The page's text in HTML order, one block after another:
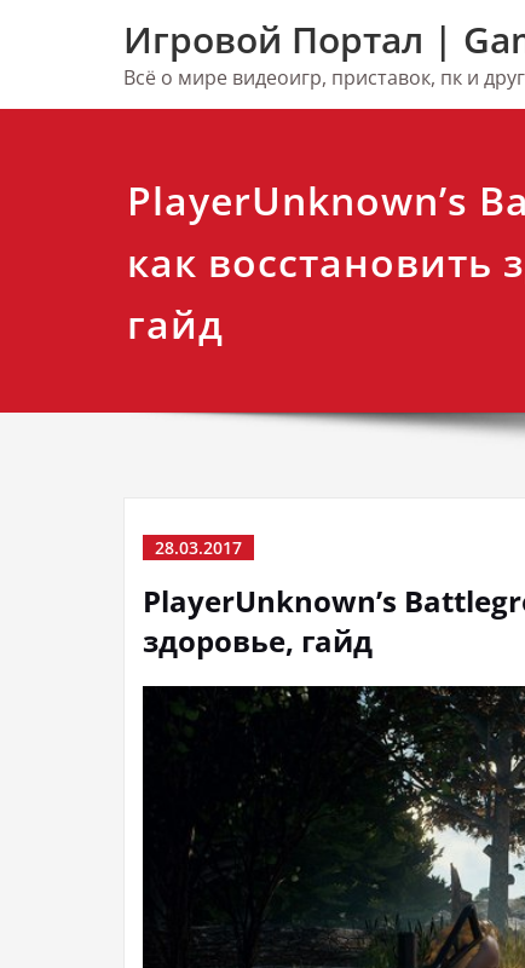
Игровой Портал |
Всё о мире видеоигр, приставок, пк и
PlayerUnknown’s
как восстановить
гайд
28.03.2017
PlayerUnknown’s
здоровье, гайд